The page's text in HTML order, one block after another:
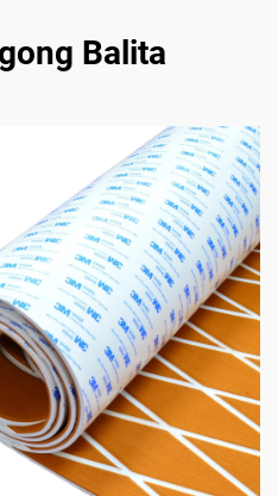
Balita